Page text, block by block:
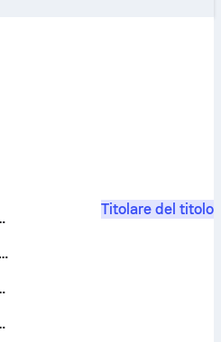
Basket
Titolare del titolo
Lions de Genève pwd by Grand-Saconnex
Basket
Basket